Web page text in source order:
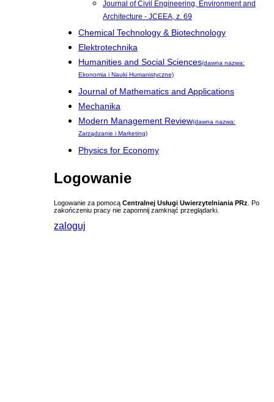
Journal of Civil Engineering, Environment and
Architecture - JCEEA, z. 69
Chemical Technology & Biotechnology
Elektrotechnika
Humanities and Social Sciences(dawna nazwa:
Ekonomia i Nauki Humanistyczne)
Journal of Mathematics and Applications
Mechanika
Modern Management Review(dawna nazwa:
Zarządzanie i Marketing)
Physics for Economy
Logowanie
Logowanie za pomocą Centralnej Usługi Uwierzytelniania PRz . Po
zakończeniu pracy nie zapomnij zamknąć przeglądarki.
zaloguj